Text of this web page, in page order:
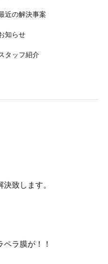
近の解決事案
知らせ
タッフ紹介
致します。
ラ膜が！！